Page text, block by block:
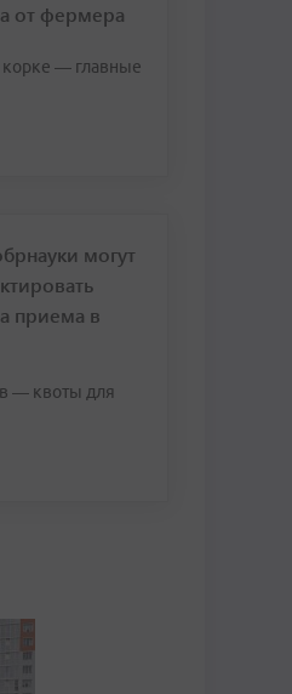
от фермера
корке — главные
могут
приема в
— квоты для